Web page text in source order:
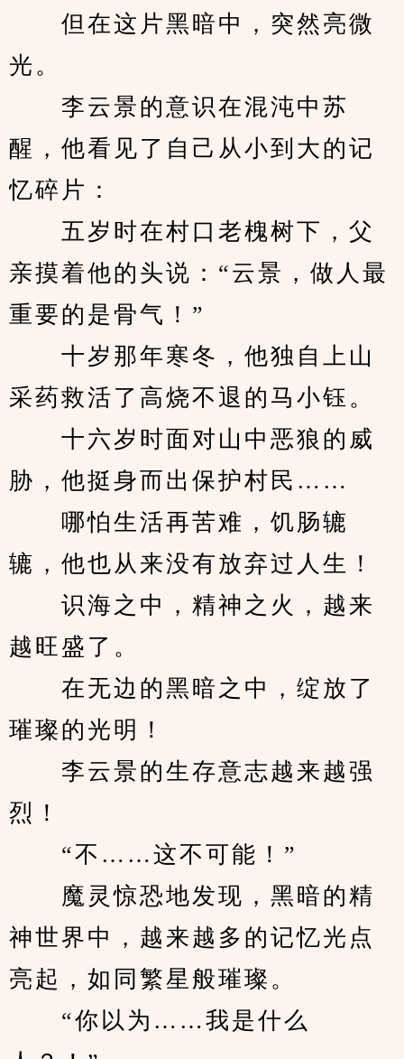
但在这片黑暗中，突然亮微
光。
李云景的意识在混沌中苏
醒，他看见了自己从小到大的记
忆碎片：
五岁时在村口老槐树下，父
亲摸着他的头说：“云景，做人最
重要的是骨气！”
十岁那年寒冬，他独自上山
采药救活了高烧不退的马小钰。
十六岁时面对山中恶狼的威
胁，他挺身而出保护村民……
哪怕生活再苦难，饥肠辘
辘，他也从来没有放弃过人生！
识海之中，精神之火，越来
越旺盛了。
在无边的黑暗之中，绽放了
璀璨的光明！
李云景的生存意志越来越强
烈！
“不……这不可能！”
魔灵惊恐地发现，黑暗的精
神世界中，越来越多的记忆光点
亮起，如同繁星般璀璨。
“你以为……我是什么